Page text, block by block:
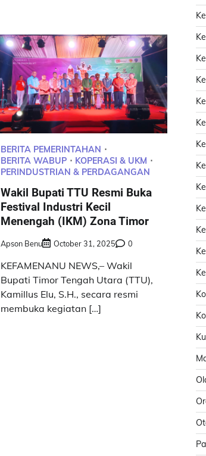
BERITA PEMERINTAHAN
BERITA WABUP
KOPERASI & UKM
PERINDUSTRIAN & PERDAGANGAN
Wakil Bupati TTU Resmi Buka
Festival Industri Kecil
Menengah (IKM) Zona Timor
Apson Benu October 31, 2025 0
KEFAMENANU NEWS,– Wakil
Bupati Timor Tengah Utara (TTU),
Kamillus Elu, S.H., secara resmi
membuka kegiatan […]